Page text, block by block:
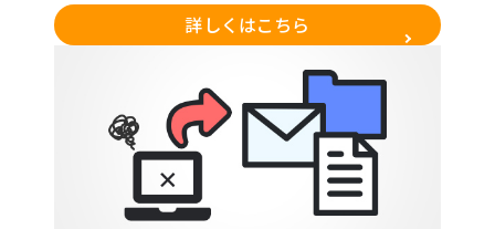
詳しくはこちら